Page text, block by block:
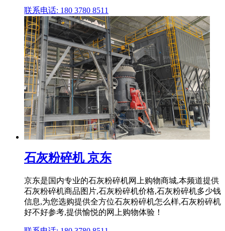
联系电话: 180 3780 8511
石灰粉碎机 京东
京东是国内专业的石灰粉碎机网上购物商城,本频道提供
石灰粉碎机商品图片,石灰粉碎机价格,石灰粉碎机多少钱
信息,为您选购提供全方位石灰粉碎机怎么样,石灰粉碎机
好不好参考,提供愉悦的网上购物体验！